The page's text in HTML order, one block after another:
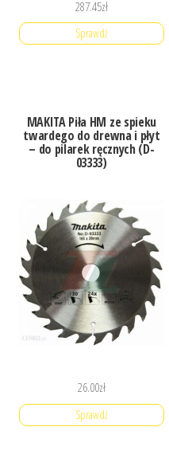
287.45zł
Sprawdź
MAKITA Piła HM ze spieku
twardego do drewna i płyt
– do pilarek ręcznych (D-
03333)
26.00zł
Sprawdź